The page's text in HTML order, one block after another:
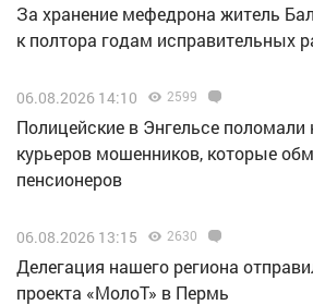
За хранение мефедрона житель
к полтора годам исправительных
06.08.2026 14:10 2599
Полицейские в Энгельсе
курьеров мошенников, которые
пенсионеров
06.08.2026 13:15 2630
Делегация нашего региона
проекта «МолоТ» в Пермь